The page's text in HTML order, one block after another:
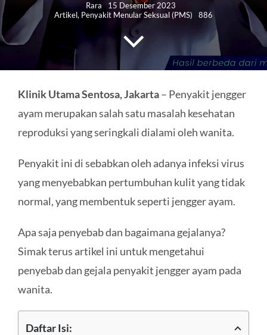
Rara
15 Desember 2023
Artikel, Penyakit Menular Seksual (PMS) 886
Klinik Utama Sentosa, Jakarta– Penyakit jengger
ayam merupakan salah satu masalah kesehatan
reproduksi yang seringkali dialami oleh wanita.
Penyakit ini di sebabkan oleh adanya infeksi virus
yang menyebabkan pertumbuhan kulit yang tidak
normal, yang membentuk seperti jengger ayam.
Apa saja penyebab dan bagaimana gejalanya?
Simak terus artikel ini untuk mengetahui
penyebab dan gejala penyakit jengger ayam pada
wanita.
Daftar Isi: